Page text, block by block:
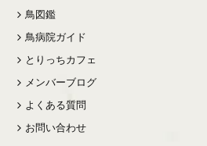
鳥図鑑
鳥病院ガイド
とりっちカフェ
メンバーブログ
よくある質問
お問い合わせ